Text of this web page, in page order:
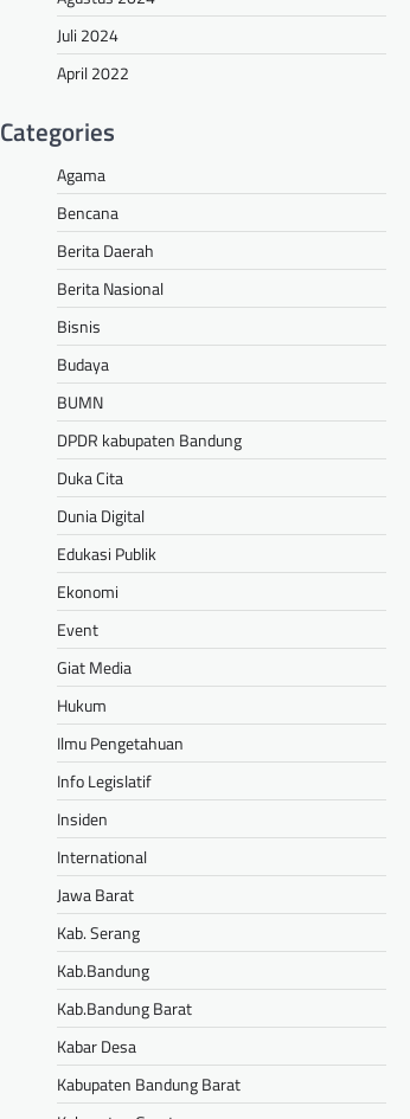
Juli 2024
April 2022
Categories
Agama
Bencana
Berita Daerah
Berita Nasional
Bisnis
Budaya
BUMN
DPDR kabupaten Bandung
Duka Cita
Dunia Digital
Edukasi Publik
Ekonomi
Event
Giat Media
Hukum
Ilmu Pengetahuan
Info Legislatif
Insiden
International
Jawa Barat
Kab. Serang
Kab.Bandung
Kab.Bandung Barat
Kabar Desa
Kabupaten Bandung Barat